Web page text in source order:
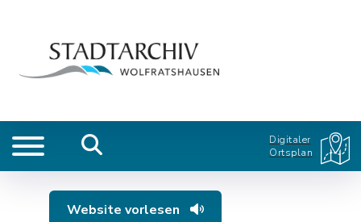
Digitaler
Ortsplan
Website vorlesen